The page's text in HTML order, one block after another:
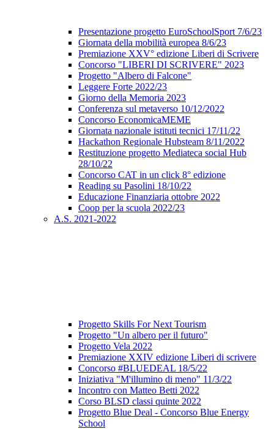
Presentazione progetto EuroSchoolSport 7/6/23
Giornata della mobilità europea 8/6/23
Premiazione XXV° edizione Liberi di Scrivere
Concorso "LIBERI DI SCRIVERE" 2023
Progetto "Albero di Falcone"
Leggere Forte 2022/23
Giorno della Memoria 2023
Conferenza sul metaverso 10/12/2022
Concorso EconomicaMEME
Giornata nazionale istituti tecnici 17/11/22
Hackathon Regionale Hubsteam 8/11/2022
Restituzione progetto Mediateca social Hub
28/10/22
Concorso CAT in un click 8° edizione
Reading su Pasolini 18/10/22
Educazione Finanziaria ottobre 2022
Coop per la scuola 2022/23
A.S. 2021-2022
Progetto Skills For Next Tourism
Progetto "Un albero per il futuro"
Progetto Vela 2022
Premiazione XXIV edizione Liberi di scrivere
Concorso #BLUEDEAL 18/5/22
Iniziativa "M'illumino di meno" 11/3/22
Incontro con Matteo Betti 2022
Corso BLSD classi quinte 2022
Progetto Blue Deal - Concorso Blue Energy
School